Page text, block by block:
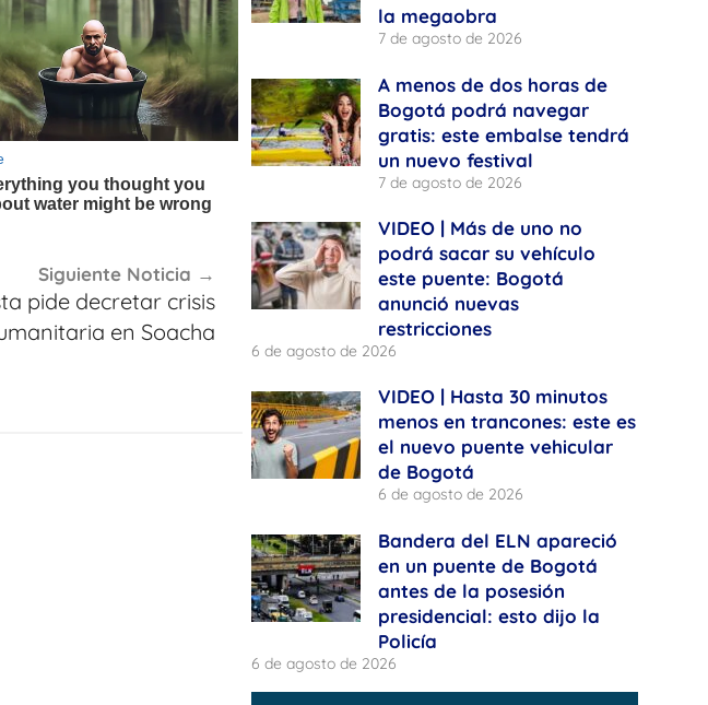
Siguiente Noticia
pide decretar crisis
en Soacha
la megaobra
7 de agosto de 2026
A menos de dos horas de
Bogotá podrá navegar
gratis: este embalse tendrá
un nuevo festival
7 de agosto de 2026
VIDEO | Más de uno no
podrá sacar su vehículo
este puente: Bogotá
anunció nuevas
restricciones
6 de agosto de 2026
VIDEO | Hasta 30 minutos
menos en trancones: este es
el nuevo puente vehicular
de Bogotá
6 de agosto de 2026
Bandera del ELN apareció
en un puente de Bogotá
antes de la posesión
presidencial: esto dijo la
Policía
6 de agosto de 2026